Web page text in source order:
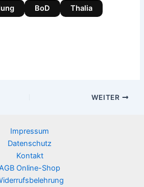
BoD
Thalia
WEITER
Impressum
Datenschutz
Kontakt
Online-Shop